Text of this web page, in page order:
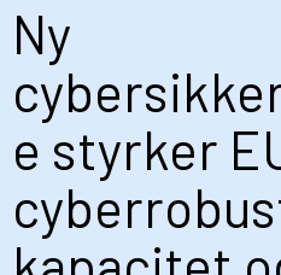
Ny
e styrker